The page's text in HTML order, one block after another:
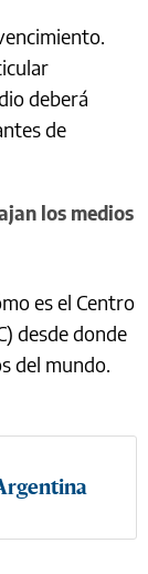
deberá
de
los medios
es el Centro
desde donde
del mundo.